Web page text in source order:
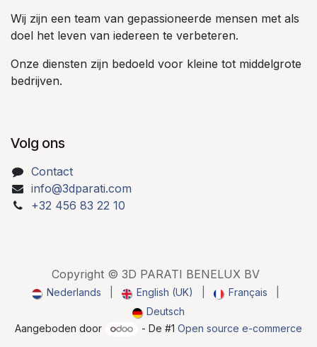
Wij zijn een team van gepassioneerde mensen met als
doel het leven van iedereen te verbeteren.
Onze diensten zijn bedoeld voor kleine tot middelgrote
bedrijven.
Volg ons
Contact
info@3dparati.com
+32 456 83 22 10
Copyright © 3D PARATI BENELUX BV
Nederlands English (UK) Français
Deutsch
Aangeboden door
- De #1Open source e-commerce